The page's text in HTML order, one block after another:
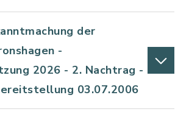
der
-
2026 - 2. Nachtrag -
03.07.2006